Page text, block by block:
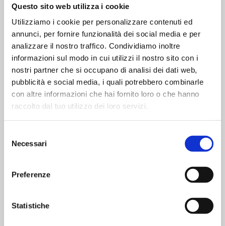
Questo sito web utilizza i cookie
Utilizziamo i cookie per personalizzare contenuti ed
annunci, per fornire funzionalità dei social media e per
analizzare il nostro traffico. Condividiamo inoltre
informazioni sul modo in cui utilizzi il nostro sito con i
nostri partner che si occupano di analisi dei dati web,
pubblicità e social media, i quali potrebbero combinarle
con altre informazioni che hai fornito loro o che hanno
raccolto dal tuo utilizzo dei loro servizi.
delNecessari
Preferenze
Statistiche
Se il gattino è appena arrivato a casa
non
preoccuparti subito se non mangia: potrebbe
solamente
da tutto
ciò che di nuovo lo circonda.
Hai pensato a predisporre un ambiente
confortevole e a preparare una zona tranquilla
dove il micio possa sentirsi sereno e al sicuro?
Vedrai che non passerà molto prima che riprenda a
a non cibarsi potrebbe essere la
presenza di altri
Se il micio è timido, prova a dargli la pappa in un
luogo sicuro e appartato dove possa mangiare